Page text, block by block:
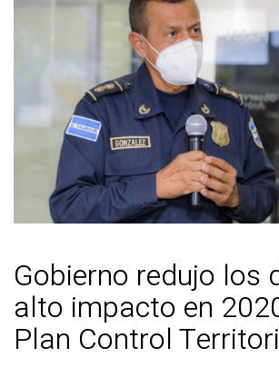
Gobierno redujo los
alto impacto en
Plan Control